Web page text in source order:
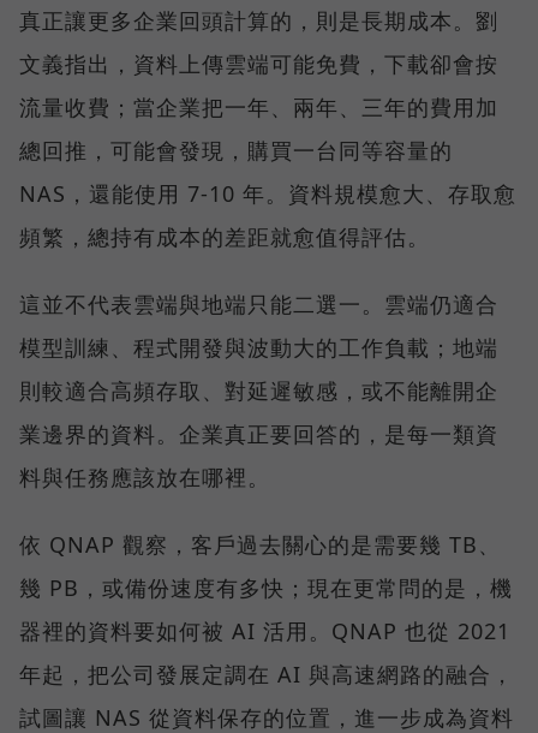
真正讓更多企業回頭計算的，則是長期成本。劉
文義指出，資料上傳雲端可能免費，下載卻會按
流量收費；當企業把一年、兩年、三年的費用加
總回推，可能會發現，購買一台同等容量的
NAS，還能使用 7-10 年。資料規模愈大、存取愈
頻繁，總持有成本的差距就愈值得評估。
這並不代表雲端與地端只能二選一。雲端仍適合
模型訓練、程式開發與波動大的工作負載；地端
則較適合高頻存取、對延遲敏感，或不能離開企
業邊界的資料。企業真正要回答的，是每一類資
料與任務應該放在哪裡。
依 QNAP 觀察，客戶過去關心的是需要幾 TB、
幾 PB，或備份速度有多快；現在更常問的是，機
器裡的資料要如何被 AI 活用。QNAP 也從 2021
年起，把公司發展定調在 AI 與高速網路的融合，
試圖讓 NAS 從資料保存的位置，進一步成為資料